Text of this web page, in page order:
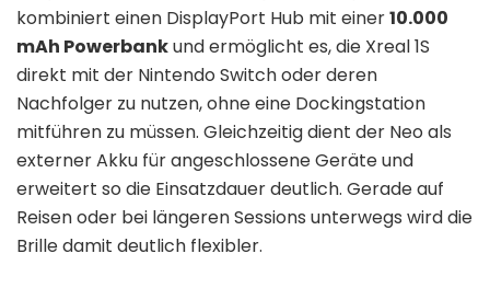
kombiniert einen DisplayPort Hub mit einer10.000
mAh Powerbankund ermöglicht es, die Xreal 1S
direkt mit der Nintendo Switch oder deren
Nachfolger zu nutzen, ohne eine Dockingstation
mitführen zu müssen. Gleichzeitig dient der Neo als
externer Akku für angeschlossene Geräte und
erweitert so die Einsatzdauer deutlich. Gerade auf
Reisen oder bei längeren Sessions unterwegs wird die
Brille damit deutlich flexibler.